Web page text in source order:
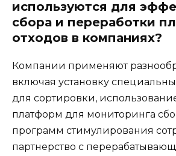
используются для
сбора и переработки
отходов в компаниях?
Компании применяют
включая установку
для сортировки,
платформ для мониторинга
программ стимулирования
партнерство с